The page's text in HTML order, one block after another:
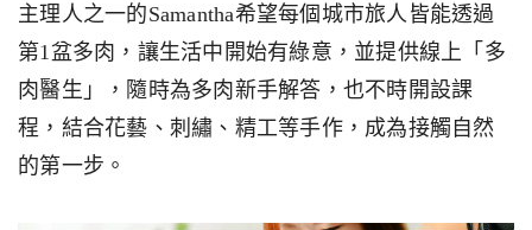
主理人之一的Samantha希望每個城市旅人皆能透過
第1盆多肉，讓生活中開始有綠意，並提供線上「多
肉醫生」，隨時為多肉新手解答，也不時開設課
程，結合花藝、刺繡、精工等手作，成為接觸自然
的第一步。